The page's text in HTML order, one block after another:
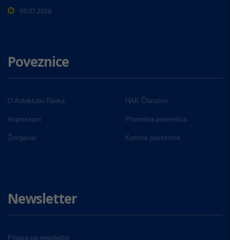
09.07.2026
Poveznice
O Autoklubu Rijeka HAK Članstvo
Impressum Prometna preventiva
Žmigavac Korisne poveznice
Newsletter
Prijava na newsletter